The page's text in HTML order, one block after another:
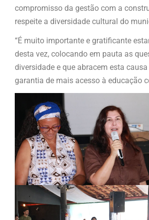
compromisso da gestão com a
respeite a diversidade cultural do
“É muito importante e gratificante
desta vez, colocando em pauta as
diversidade e que abracem esta
garantia de mais acesso à educação